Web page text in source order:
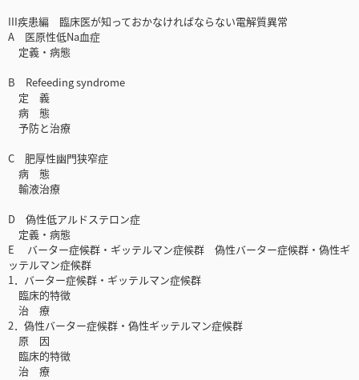
III疾患編 臨床医が知っておかなければならない電解質異常
A 医原性低Na血症
定義・病態
B Refeeding syndrome
定 義
病 態
予防と治療
C 肥厚性幽門狭窄症
病 態
輸液治療
D 偽性低アルドステロン症
定義・病態
E バーター症候群・ギッテルマン症候群 偽性バーター症候群・偽性ギ
ッテルマン症候群
1．バーター症候群・ギッテルマン症候群
臨床的特徴
治 療
2．偽性バーター症候群・偽性ギッテルマン症候群
原 因
臨床的特徴
治 療